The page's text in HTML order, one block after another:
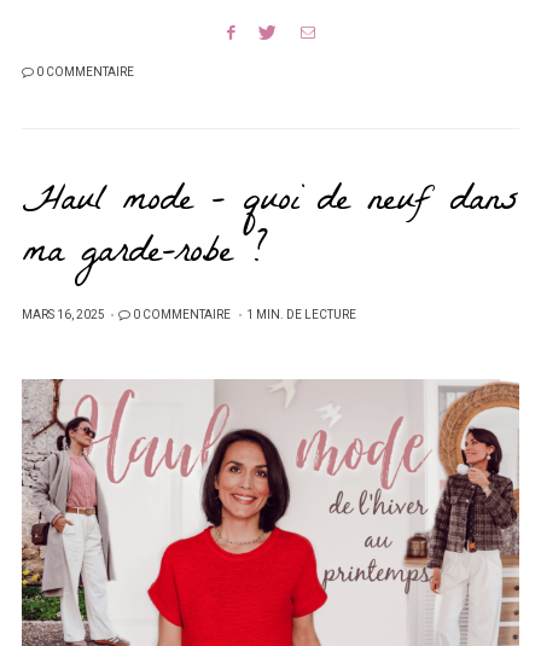
0 COMMENTAIRE
Haul mode – quoi de neuf dans
ma garde-robe ?
PUBLIÉ
MARS 16, 2025 0 COMMENTAIRE 1 MIN. DE LECTURE